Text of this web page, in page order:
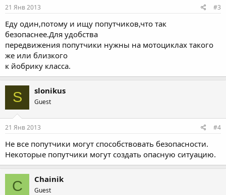
21 Янв 2013 #3
Еду один,потому и ищу попутчиков,что так
безопаснее.Для удобства
передвижения попутчики нужны на мотоциклах такого
же или близкого
к йобрику класса.
S slonikus
Guest
21 Янв 2013 #4
Не все попутчики могут способствовать безопасности.
Некоторые попутчики могут создать опасную ситуацию.
C Chainik
Guest